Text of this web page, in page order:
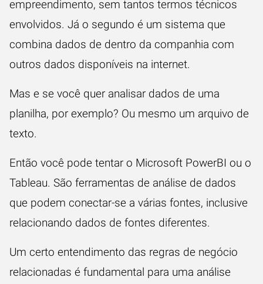
empreendimento, sem tantos termos técnicos
envolvidos. Já o segundo é um sistema que
combina dados de dentro da companhia com
outros dados disponíveis na internet.
Mas e se você quer analisar dados de uma
planilha, por exemplo? Ou mesmo um arquivo de
texto.
Então você pode tentar o Microsoft PowerBI ou o
Tableau. São ferramentas de análise de dados
que podem conectar-se a várias fontes, inclusive
relacionando dados de fontes diferentes.
Um certo entendimento das regras de negócio
relacionadas é fundamental para uma análise